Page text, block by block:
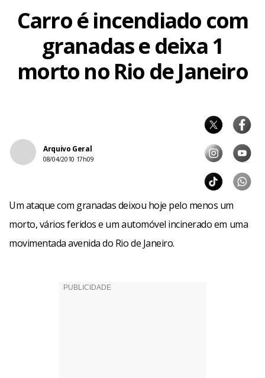
Carro é incendiado com
granadas e deixa 1
morto no Rio de Janeiro
Arquivo Geral
08/04/2010 17h09
Um ataque com granadas deixou hoje pelo menos um
morto, vários feridos e um automóvel incinerado em uma
movimentada avenida do Rio de Janeiro.